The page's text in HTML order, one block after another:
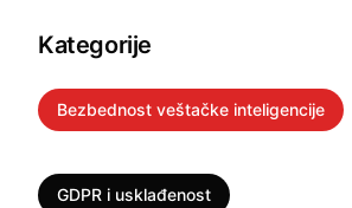
Kategorije
Bezbednost veštačke inteligencije
GDPR i usklađenost